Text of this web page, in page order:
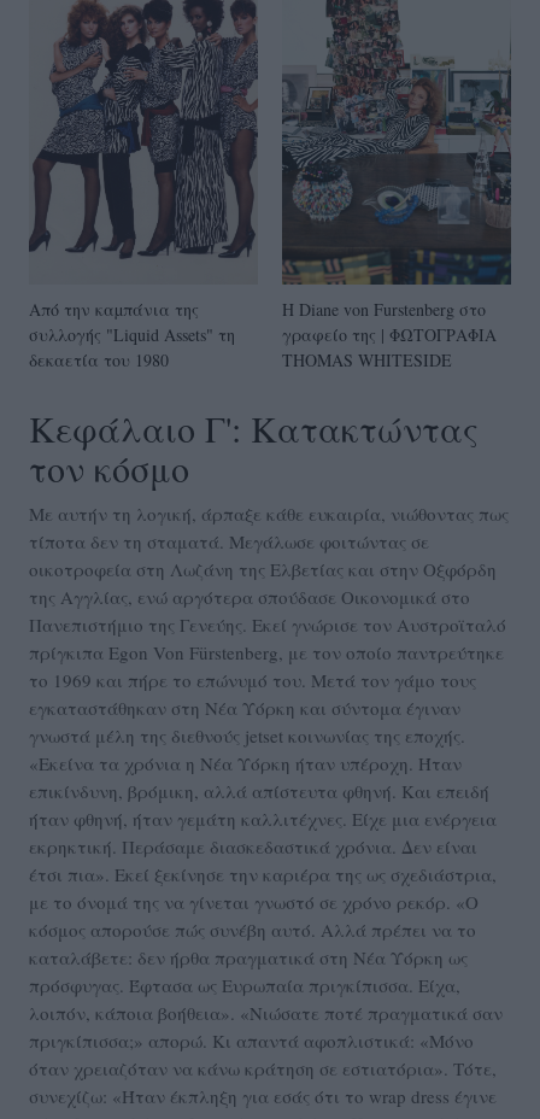
Από την καµπάνια της
συλλογής "Liquid Assets" τη
δεκαετία του 1980
Η Diane von Furstenberg στο
γραφείο της | ΦΩΤΟΓΡΑΦΙΑ
THOMAS WHITESIDE
Κεφάλαιο Γ': Κατακτώντας
τον κόσμο
Με αυτήν τη λογική, άρπαξε κάθε ευκαιρία, νιώθοντας πως
τίποτα δεν τη σταματά. Μεγάλωσε φοιτώντας σε
οικοτροφεία στη Λωζάνη της Ελβετίας και στην Οξφόρδη
της Αγγλίας, ενώ αργότερα σπούδασε Οικονομικά στο
Πανεπιστήμιο της Γενεύης. Εκεί γνώρισε τον Αυστροϊταλό
πρίγκιπα Egon Von Fürstenberg, με τον οποίο παντρεύτηκε
το 1969 και πήρε το επώνυμό του. Μετά τον γάμο τους
εγκαταστάθηκαν στη Νέα Υόρκη και σύντομα έγιναν
γνωστά μέλη της διεθνούς jetset κοινωνίας της εποχής.
«Εκείνα τα χρόνια η Νέα Υόρκη ήταν υπέροχη. Ήταν
επικίνδυνη, βρόμικη, αλλά απίστευτα φθηνή. Και επειδή
ήταν φθηνή, ήταν γεμάτη καλλιτέχνες. Είχε μια ενέργεια
εκρηκτική. Περάσαμε διασκεδαστικά χρόνια. Δεν είναι
έτσι πια». Εκεί ξεκίνησε την καριέρα της ως σχεδιάστρια,
με το όνομά της να γίνεται γνωστό σε χρόνο ρεκόρ. «Ο
κόσμος απορούσε πώς συνέβη αυτό. Αλλά πρέπει να το
καταλάβετε: δεν ήρθα πραγματικά στη Νέα Υόρκη ως
πρόσφυγας. Έφτασα ως Ευρωπαία πριγκίπισσα. Είχα,
λοιπόν, κάποια βοήθεια». «Νιώσατε ποτέ πραγματικά σαν
πριγκίπισσα;» απορώ. Κι απαντά αφοπλιστικά: «Μόνο
όταν χρειαζόταν να κάνω κράτηση σε εστιατόρια». Τότε,
συνεχίζω: «Ήταν έκπληξη για εσάς ότι το wrap dress έγινε